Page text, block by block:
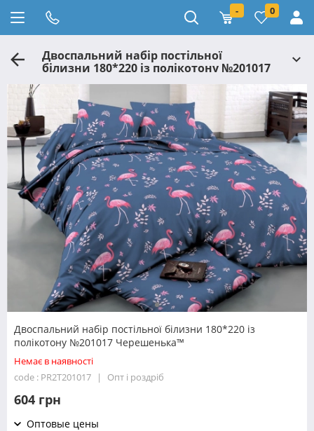
- 0
Двоспальний набір постільної
білизни 180*220 із полікотону №201017
Черешенька™
Двоспальний набір постільної білизни 180*220 із
полікотону №201017 Черешенька™
Немає в наявності
code : PR2T201017
Опт і роздріб
604 грн
Оптовые цены